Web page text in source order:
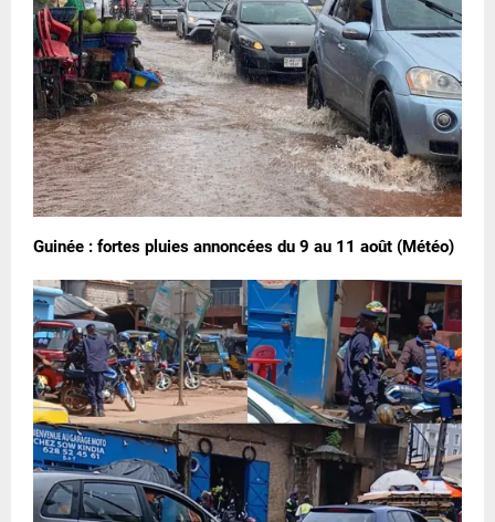
Guinée : fortes pluies annoncées du 9 au 11 août (Météo)